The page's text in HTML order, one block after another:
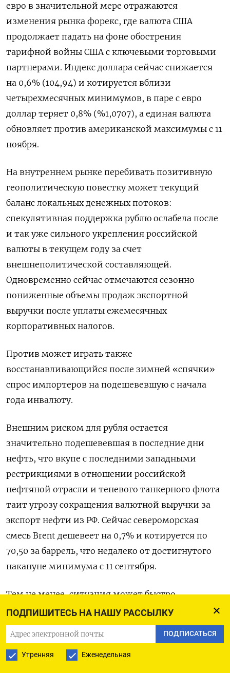
ПОДПИШИТЕСЬ НА НАШУ РАССЫЛКУ
ПОДПИСАТЬСЯ
Утренняя Еженедельная
евро в значительной мере отражаются
изменения рынка форекс, где валюта США
продолжает падать на фоне обострения
тарифной войны США с ключевыми торговыми
партнерами. Индекс доллара сейчас снижается
на 0,6% (104,94) и котируется вблизи
четырехмесячных минимумов, в паре с евро
доллар теряет 0,8% (%1,0707), а единая валюта
обновляет против американской максимумы с 11
ноября.
На внутреннем рынке перебивать позитивную
геополитическую повестку может текущий
баланс локальных денежных потоков:
спекулятивная поддержка рублю ослабела после
и так уже сильного укрепления российской
валюты в текущем году за счет
внешнеполитической составляющей.
Одновременно сейчас отмечаются сезонно
пониженные объемы продаж экспортной
выручки после уплаты ежемесячных
корпоративных налогов.
Против может играть также
восстанавливающийся после зимней «спячки»
спрос импортеров на подешевевшую с начала
года инвалюту.
Внешним риском для рубля остается
значительно подешевевшая в последние дни
нефть, что вкупе с последними западными
рестрикциями в отношении российской
нефтяной отрасли и теневого танкерного флота
таит угрозу сокращения валютной выручки за
экспорт нефти из РФ. Сейчас североморская
смесь Brent дешевеет на 0,7% и котируется по
70,50 за баррель, что недалеко от достигнутого
накануне минимума с 11 сентября.
Тем не менее, ситуация может быстро
развернуться в пользу рубля при поступлении
сигналов о реальных намерениях украинской и
российской сторон договариваться о мире, а
также в случае шагов США по ослаблению